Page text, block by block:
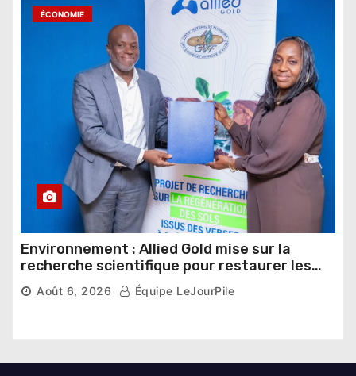
ÉCONOMIE
Environnement : Allied Gold mise sur la
recherche scientifique pour restaurer les
sols de ses sites miniers
Août 6, 2026 Équipe LeJourPile